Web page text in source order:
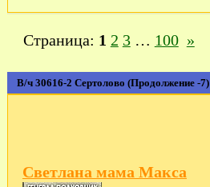
В/ч 30616-2 Сертолово (Продолжение -7)
Страница: 1 2 3 … 100 »
Светлана мама Макса